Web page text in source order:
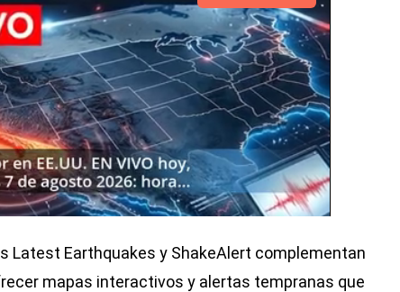
Latest Earthquakes y ShakeAlert complementan
mapas interactivos y alertas tempranas que